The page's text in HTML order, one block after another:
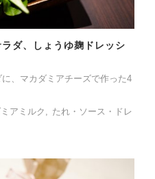
ダ、しょうゆ麹ドレッシ
、マカダミアチーズで作った4
アミルク
たれ・ソース・ドレ